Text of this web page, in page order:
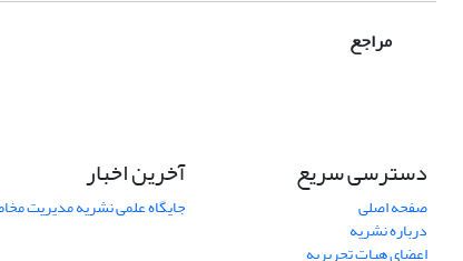
مراجع
دسترسی سریع
صفحه اصلی
درباره نشریه
اعضای هیات تحریریه
آخرین اخبار
جایگاه علمی نشریه مدیریت